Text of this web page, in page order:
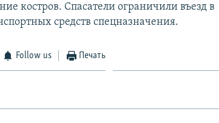
костров. Спасатели ограничили въезд в
средств спецназначения.
Follow us Печать